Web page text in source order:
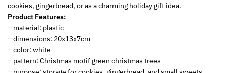
cookies, gingerbread, or as a charming holiday gift idea.
Product Features:
– material: plastic
– dimensions: 20x13x7cm
– color: white
– pattern: Christmas motif green christmas trees